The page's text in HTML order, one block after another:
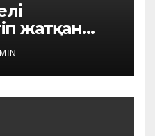
жатқан
аралады